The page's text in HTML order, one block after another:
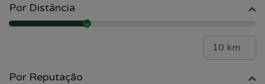
Por Distância
Por Reputação